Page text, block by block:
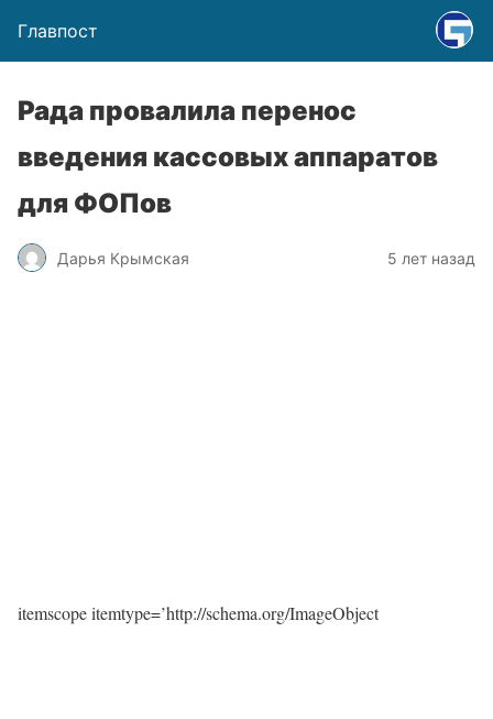
Главпост
Рада провалила перенос
введения кассовых аппаратов
для ФОПов
Дарья Крымская 5 лет назад
itemscope itemtype=’http://schema.org/ImageObject